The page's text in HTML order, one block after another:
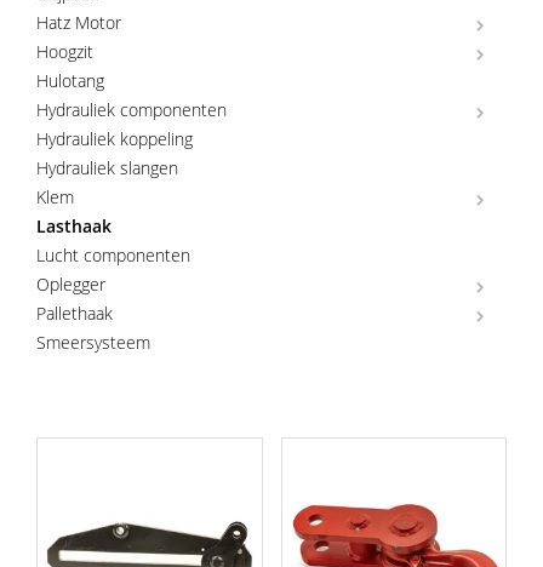
Hatz Motor
Hoogzit
Hulotang
Hydrauliek componenten
Hydrauliek koppeling
Hydrauliek slangen
Klem
Lasthaak
Lucht componenten
Oplegger
Pallethaak
Smeersysteem